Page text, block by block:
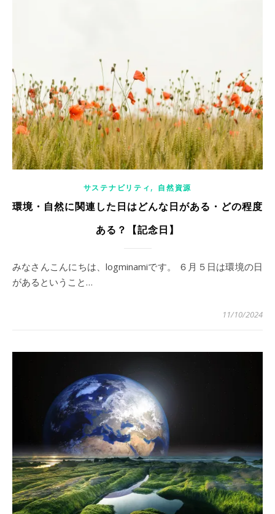
サステナビリティ , 自然資源
環境・自然に関連した日はどんな日がある・どの程度
ある？【記念日】
みなさんこんにちは、logminamiです。 ６月５日は環境の日
があるということ…
11/10/2024